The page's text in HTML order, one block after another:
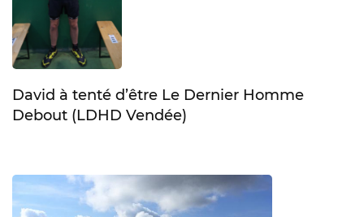
David à tenté d’être Le Dernier Homme
Debout (LDHD Vendée)